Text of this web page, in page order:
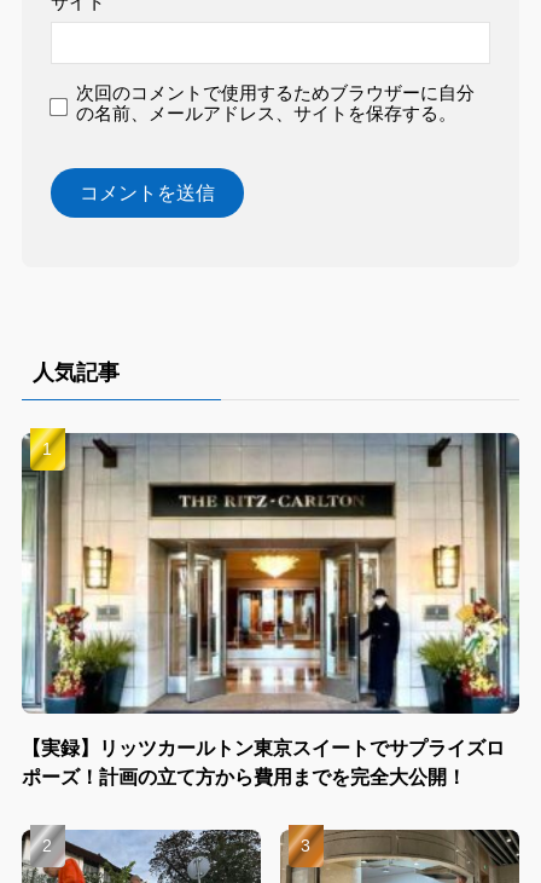
次回のコメントで使用するためブラウザーに自分
の名前、メールアドレス、サイトを保存する。
人気記事
【実録】リッツカールトン東京スイートでサプライズロ
ポーズ！計画の立て方から費用までを完全大公開！